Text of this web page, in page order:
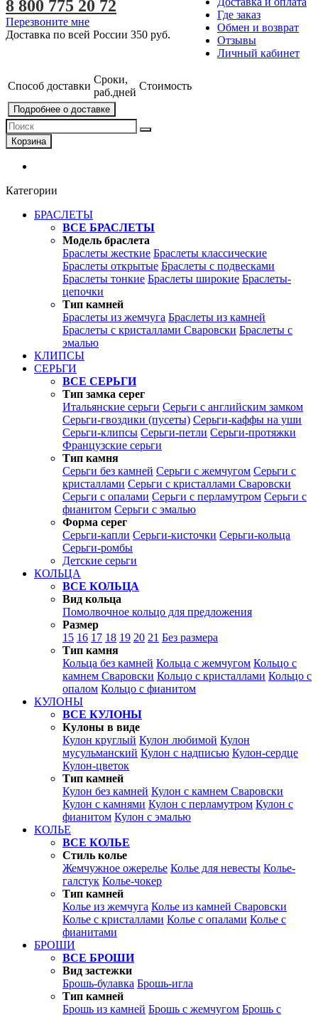
Где заказ
Обмен и возврат
Отзывы
Личный кабинет
8 800 775 20 72
Перезвоните мне
Доставка по всей России 350 руб.
Способ доставки
Сроки,
раб.дней
Стоимость
Подробнее о доставке
Корзина
Категории
БРАСЛЕТЫ
ВСЕ БРАСЛЕТЫ
Модель браслета
Браслеты жесткие Браслеты классические
Браслеты открытые Браслеты с подвесками
Браслеты тонкие Браслеты широкие Браслеты-
цепочки
Тип камней
Браслеты из жемчуга Браслеты из камней
Браслеты с кристаллами Сваровски Браслеты с
эмалью
КЛИПСЫ
СЕРЬГИ
ВСЕ СЕРЬГИ
Тип замка серег
Итальянские серьги Серьги с английским замком
Серьги-гвоздики (пусеты) Серьги-каффы на уши
Серьги-клипсы Серьги-петли Серьги-протяжки
Французские серьги
Тип камня
Серьги без камней Серьги с жемчугом Серьги с
кристаллами Серьги с кристаллами Сваровски
Серьги с опалами Серьги с перламутром Серьги с
фианитом Серьги с эмалью
Форма серег
Серьги-капли Серьги-кисточки Серьги-кольца
Серьги-ромбы
Детские серьги
КОЛЬЦА
ВСЕ КОЛЬЦА
Вид кольца
Помолвочное кольцо для предложения
Размер
15 16 17 18 19 20 21 Без размера
Тип камня
Кольца без камней Кольца с жемчугом Кольцо с
камнем Сваровски Кольцо с кристаллами Кольцо с
опалом Кольцо с фианитом
КУЛОНЫ
ВСЕ КУЛОНЫ
Кулоны в виде
Кулон круглый Кулон любимой Кулон
мусульманский Кулон с надписью Кулон-сердце
Кулон-цветок
Тип камней
Кулон без камней Кулон с камнем Сваровски
Кулон с камнями Кулон с перламутром Кулон с
фианитом Кулон с эмалью
КОЛЬЕ
ВСЕ КОЛЬЕ
Стиль колье
Жемчужное ожерелье Колье для невесты Колье-
галстук Колье-чокер
Тип камней
Колье из жемчуга Колье из камней Сваровски
Колье с кристаллами Колье с опалами Колье с
фианитами
БРОШИ
ВСЕ БРОШИ
Вид застежки
Брошь-булавка Брошь-игла
Тип камней
Брошь из камней Брошь с жемчугом Брошь с